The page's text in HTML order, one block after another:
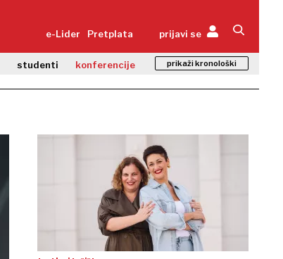
e-Lider Pretplata prijavi se
studenti konferencije prikaži kronološki